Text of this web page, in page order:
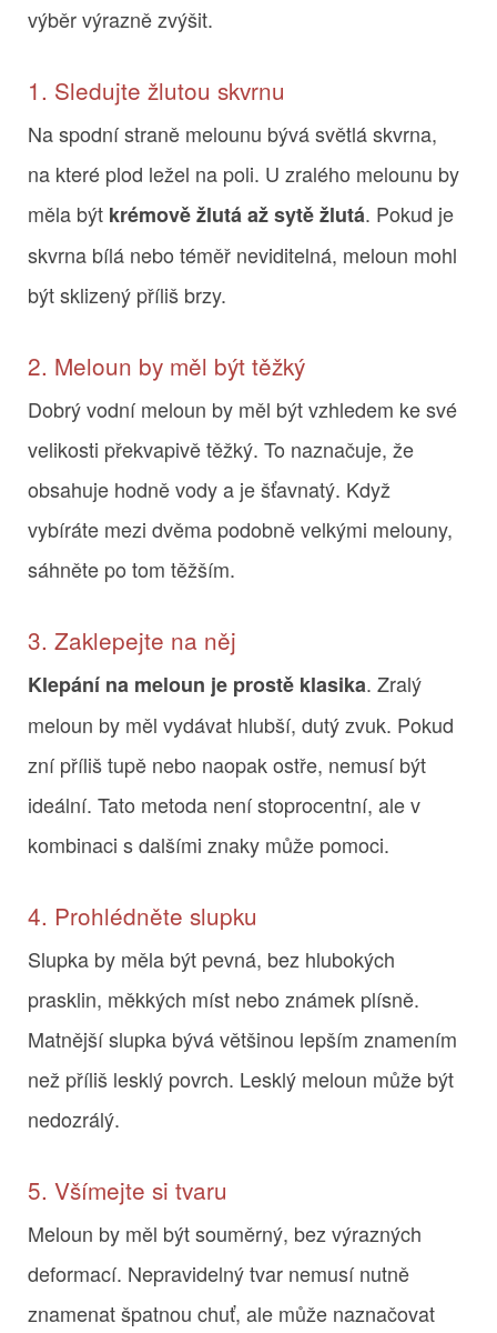
výběr výrazně zvýšit.
1. Sledujte žlutou skvrnu
Na spodní straně melounu bývá světlá skvrna,
na které plod ležel na poli. U zralého melounu by
měla být krémově žlutá až sytě žlutá. Pokud je
skvrna bílá nebo téměř neviditelná, meloun mohl
být sklizený příliš brzy.
2. Meloun by měl být těžký
Dobrý vodní meloun by měl být vzhledem ke své
velikosti překvapivě těžký. To naznačuje, že
obsahuje hodně vody a je šťavnatý. Když
vybíráte mezi dvěma podobně velkými melouny,
sáhněte po tom těžším.
3. Zaklepejte na něj
Klepání na meloun je prostě klasika. Zralý
meloun by měl vydávat hlubší, dutý zvuk. Pokud
zní příliš tupě nebo naopak ostře, nemusí být
ideální. Tato metoda není stoprocentní, ale v
kombinaci s dalšími znaky může pomoci.
4. Prohlédněte slupku
Slupka by měla být pevná, bez hlubokých
prasklin, měkkých míst nebo známek plísně.
Matnější slupka bývá většinou lepším znamením
než příliš lesklý povrch. Lesklý meloun může být
nedozrálý.
5. Všímejte si tvaru
Meloun by měl být souměrný, bez výrazných
deformací. Nepravidelný tvar nemusí nutně
znamenat špatnou chuť, ale může naznačovat